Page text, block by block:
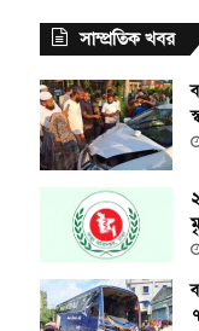
সাম্প্রতিক খবর